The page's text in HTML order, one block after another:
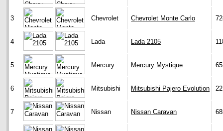
3 Chevrolet Chevrolet Monte Carlo
4 Lada Lada 2105
5 Mercury Mercury Mystique
6 Mitsubishi Mitsubishi Pajero Evolution
7 Nissan Nissan Caravan